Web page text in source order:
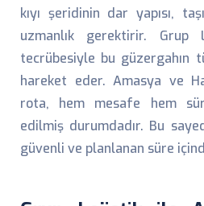
kıyı şeridinin dar yapısı,
uzmanlık gerektirir. Grup
tecrübesiyle bu güzergahın
hareket eder. Amasya ve
rota, hem mesafe hem
edilmiş durumdadır. Bu
güvenli ve planlanan süre